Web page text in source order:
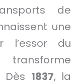
de
une
l’essor du
1837, la